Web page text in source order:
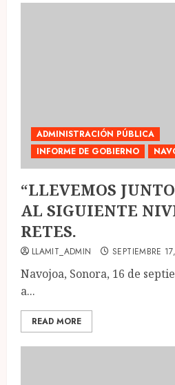
ADMINISTRACIÓN PÚBLICA
INFORME DE GOBIERNO
“LLEVEMOS
AL SIGUIENTE
RETES.
LLAMIT_ADMIN SEPTIEMBRE
Navojoa, Sonora, 16 de
a...
READ MORE